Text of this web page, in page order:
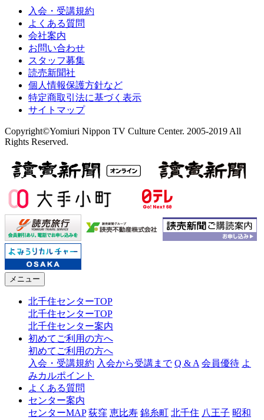
入会・受講規約
よくある質問
会社案内
お問い合わせ
スタッフ募集
読売新聞社
個人情報保護方針など
特定商取引法に基づく表示
サイトマップ
Copyright©Yomiuri Nippon TV Culture Center. 2005-2019 All
Rights Reserved.
メニュー
北千住センターTOP
北千住センターTOP
北千住センター案内
初めてご利用の方へ
初めてご利用の方へ
入会・受講規約 入会から受講まで Q & A 会員優待 よ
みカルポイント
よくある質問
センター案内
センターMAP 荻窪 恵比寿 錦糸町 北千住 八王子 昭和